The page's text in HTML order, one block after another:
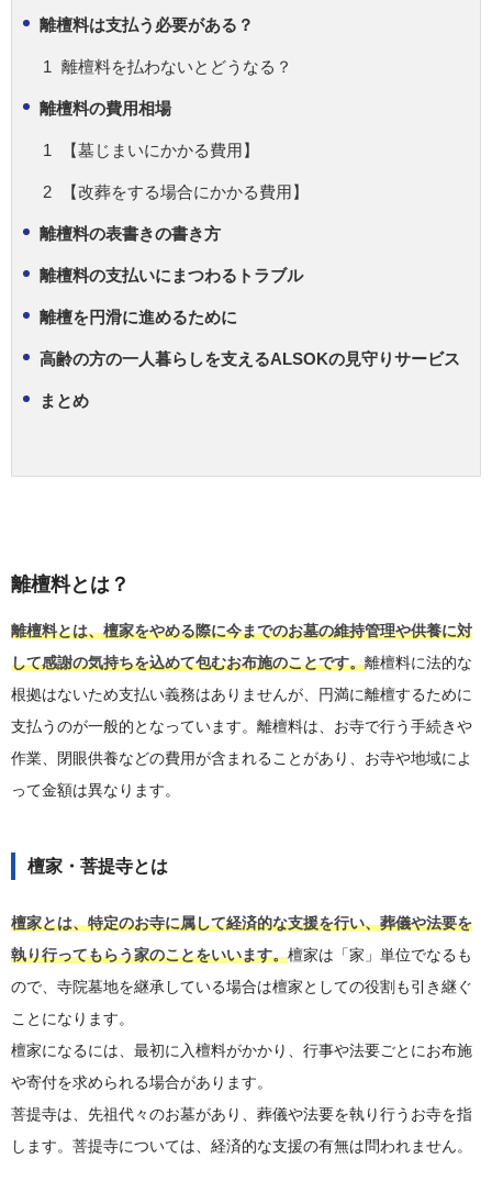
離檀料は支払う必要がある？
離檀料を払わないとどうなる？
離檀料の費用相場
【墓じまいにかかる費用】
【改葬をする場合にかかる費用】
離檀料の表書きの書き方
離檀料の支払いにまつわるトラブル
離檀を円滑に進めるために
高齢の方の一人暮らしを支えるALSOKの見守りサービス
まとめ
離檀料とは？
離檀料とは、檀家をやめる際に今までのお墓の維持管理や供養に対
して感謝の気持ちを込めて包むお布施のことです。離檀料に法的な
根拠はないため支払い義務はありませんが、円満に離檀するために
支払うのが一般的となっています。離檀料は、お寺で行う手続きや
作業、閉眼供養などの費用が含まれることがあり、お寺や地域によ
って金額は異なります。
檀家・菩提寺とは
檀家とは、特定のお寺に属して経済的な支援を行い、葬儀や法要を
執り行ってもらう家のことをいいます。檀家は「家」単位でなるも
ので、寺院墓地を継承している場合は檀家としての役割も引き継ぐ
ことになります。
檀家になるには、最初に入檀料がかかり、行事や法要ごとにお布施
や寄付を求められる場合があります。
菩提寺は、先祖代々のお墓があり、葬儀や法要を執り行うお寺を指
します。菩提寺については、経済的な支援の有無は問われません。